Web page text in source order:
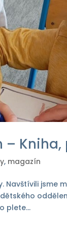
–
, magazín
Navštívili jsme
plete...